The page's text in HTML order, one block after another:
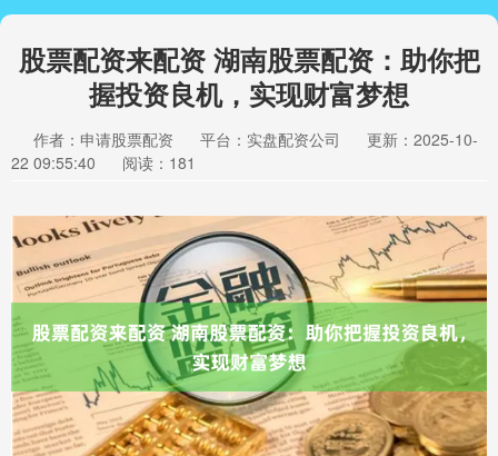
股票配资来配资 湖南股票配资：助你把
握投资良机，实现财富梦想
作者：申请股票配资 平台：实盘配资公司
更新：2025-10-
22 09:55:40
阅读：181